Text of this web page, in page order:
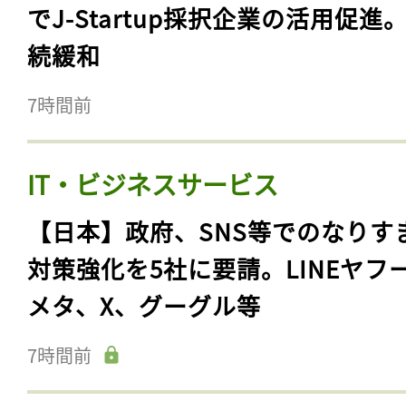
でJ-Startup採択企業の活用促進
続緩和
7時間前
IT・ビジネスサービス
【日本】政府、SNS等でのなりす
対策強化を5社に要請。LINEヤフ
メタ、X、グーグル等
7時間前